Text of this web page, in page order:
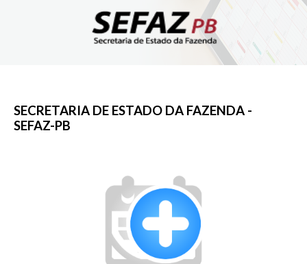
SECRETARIA DE ESTADO DA FAZENDA -
SEFAZ-PB